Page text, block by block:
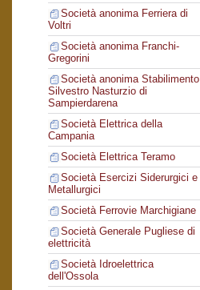
Società anonima Ferriera di
Voltri
Società anonima Franchi-
Gregorini
Società anonima Stabilimento
Silvestro Nasturzio di
Sampierdarena
Società Elettrica della
Campania
Società Elettrica Teramo
Società Esercizi Siderurgici e
Metallurgici
Società Ferrovie Marchigiane
Società Generale Pugliese di
elettricità
Società Idroelettrica
dell'Ossola